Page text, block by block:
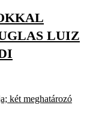
LUIZ
két meghatározó